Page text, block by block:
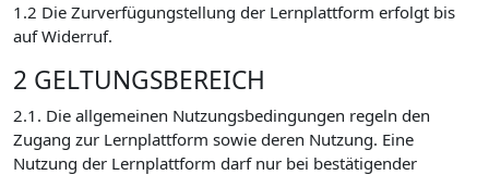
1.2 Die Zurverfügungstellung der Lernplattform erfolgt bis
auf Widerruf.
2 GELTUNGSBEREICH
2.1. Die allgemeinen Nutzungsbedingungen regeln den
Zugang zur Lernplattform sowie deren Nutzung. Eine
Nutzung der Lernplattform darf nur bei bestätigender